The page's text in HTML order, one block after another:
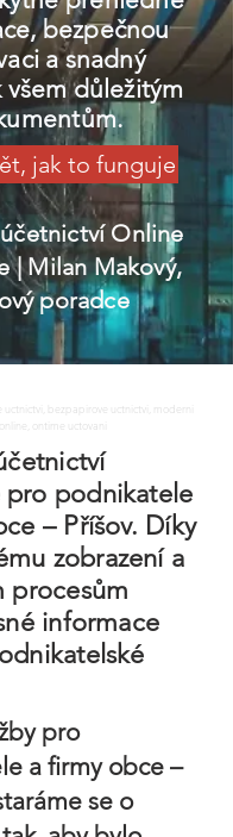
bezpečnou
a snadný
důležitým
jak to funguje
Online
| Milan Makový,
poradce
uctnictvi, bezpapirove uctnictvi, moderni
ontime uctovani
pro podnikatele
– Příšov. Díky
zobrazení a
procesům
informace
pro
a firmy obce –
se o